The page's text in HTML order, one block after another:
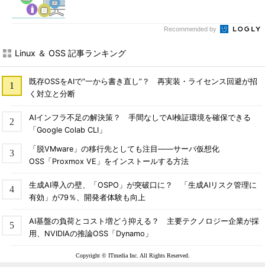
Recommended by
Linux ＆ OSS 記事ランキング
既存OSSをAIで“一から書き直し”？ 再実装・ライセンス回避が招
く対立と分断
AIインフラ不足の解決策？ 手間なしでAI検証環境を確保できる
「Google Colab CLI」
「脱VMware」の移行先としても注目――サーバ仮想化
OSS「Proxmox VE」をインストールする方法
生成AI導入の壁、「OSPO」が突破口に？ 「生成AIリスク管理に
有効」が79％、開発者体験も向上
AI基盤の負荷とコスト増どう抑える？ 主要テクノロジー企業が採
用、NVIDIAの推論OSS「Dynamo」
Copyright © ITmedia Inc. All Rights Reserved.